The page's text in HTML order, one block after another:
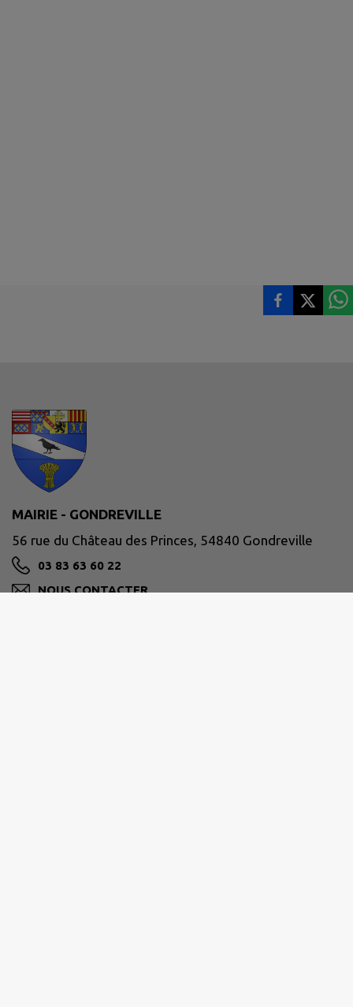
MAIRIE - GONDREVILLE
56 rue du Château des Princes, 54840 Gondreville
03 83 63 60 22
NOUS CONTACTER